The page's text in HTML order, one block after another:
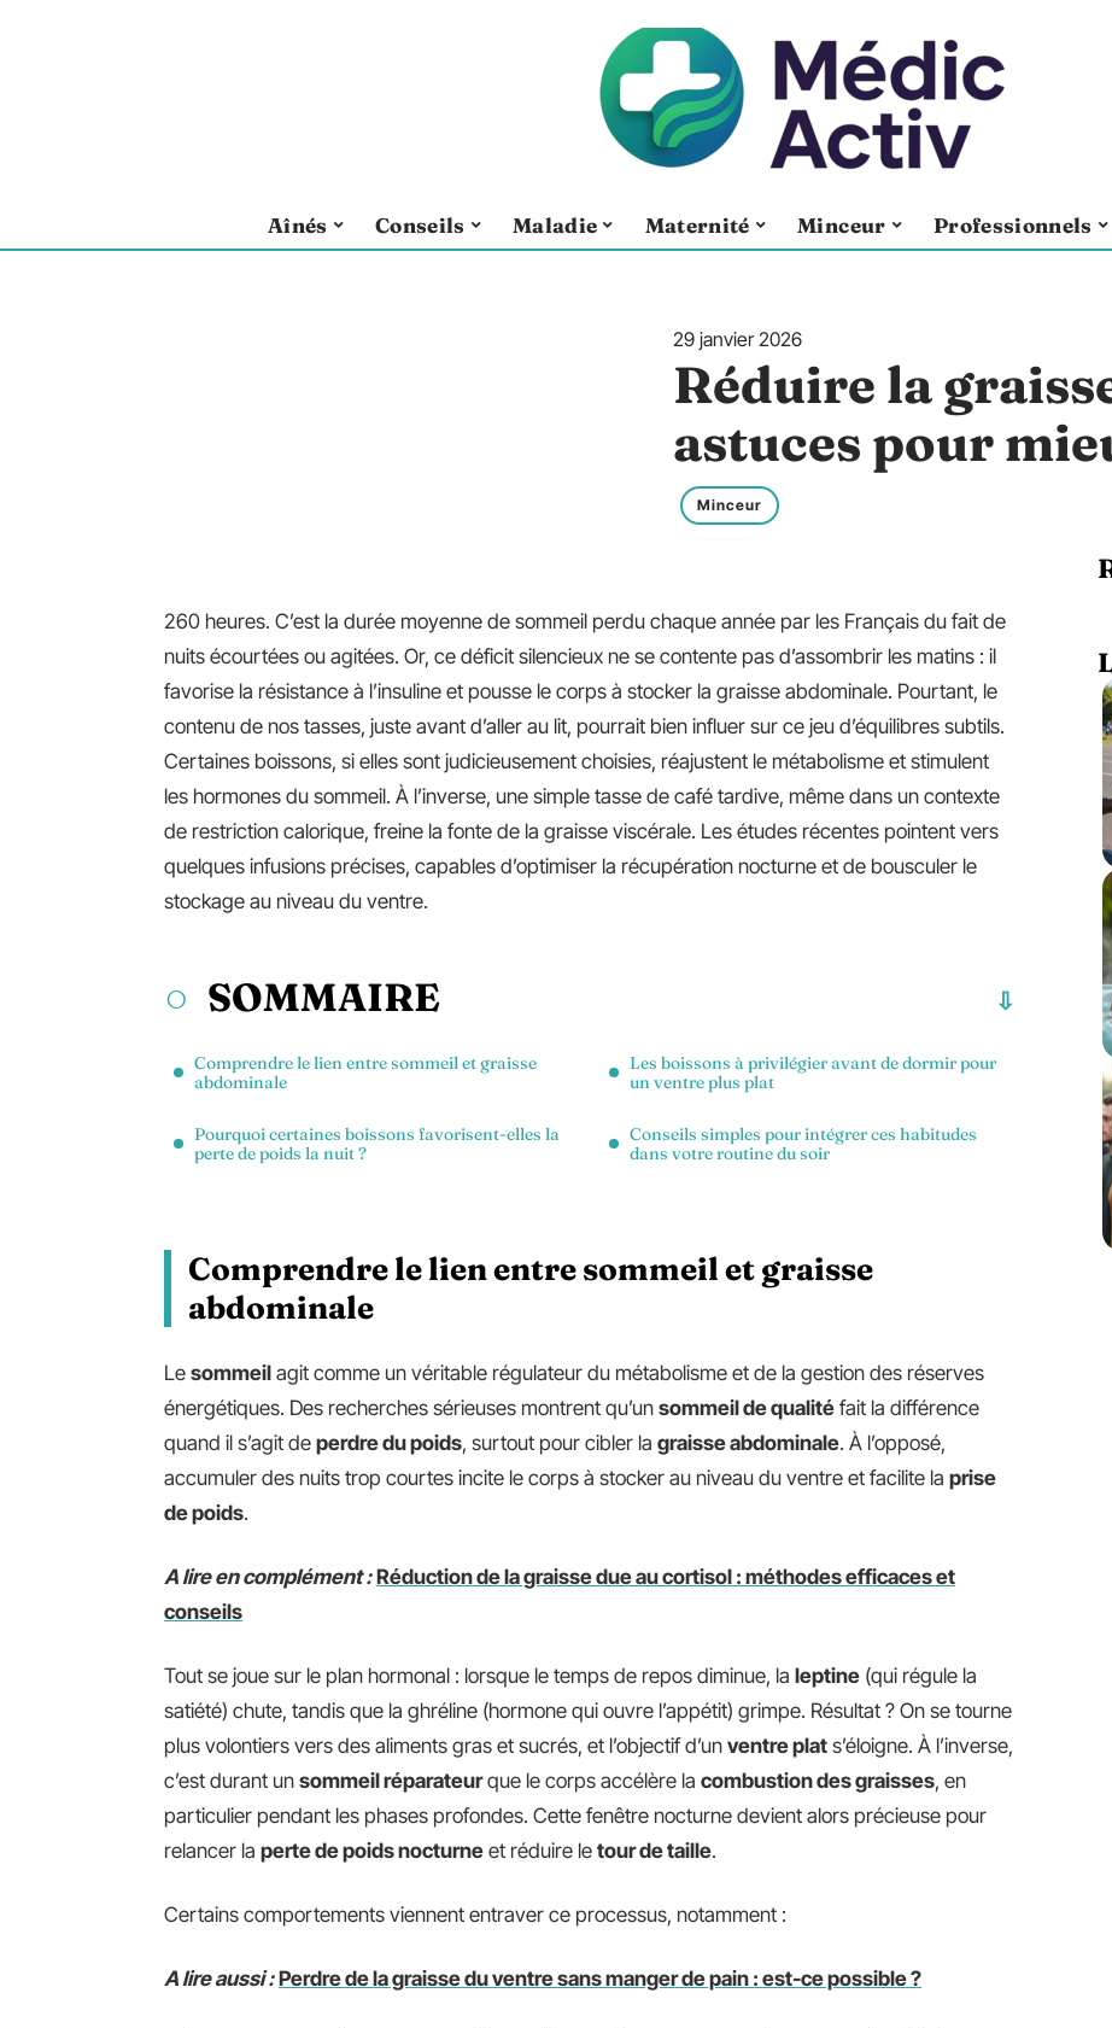
Aînés Conseils Maladie Maternité Minceur Professionnels
29 janvier 2026
Réduire la
astuces pour
Minceur
260 heures. C’est la durée moyenne de sommeil perdu chaque année par les Français du fait de
nuits écourtées ou agitées. Or, ce déficit silencieux ne se contente pas d’assombrir les matins : il
favorise la résistance à l’insuline et pousse le corps à stocker la graisse abdominale. Pourtant, le
contenu de nos tasses, juste avant d’aller au lit, pourrait bien influer sur ce jeu d’équilibres subtils.
Certaines boissons, si elles sont judicieusement choisies, réajustent le métabolisme et stimulent
les hormones du sommeil. À l’inverse, une simple tasse de café tardive, même dans un contexte
de restriction calorique, freine la fonte de la graisse viscérale. Les études récentes pointent vers
quelques infusions précises, capables d’optimiser la récupération nocturne et de bousculer le
stockage au niveau du ventre.
SOMMAIRE
Comprendre le lien entre sommeil et graisse
abdominale
Pourquoi certaines boissons favorisent-elles la
perte de poids la nuit ?
Les boissons à privilégier avant de dormir pour
un ventre plus plat
Conseils simples pour intégrer ces habitudes
dans votre routine du soir
Comprendre le lien entre sommeil et graisse
abdominale
Le sommeil agit comme un véritable régulateur du métabolisme et de la gestion des réserves
énergétiques. Des recherches sérieuses montrent qu’un sommeil de qualité fait la différence
quand il s’agit de perdre du poids, surtout pour cibler la graisse abdominale. À l’opposé,
accumuler des nuits trop courtes incite le corps à stocker au niveau du ventre et facilite la prise
de poids.
A lire en complément : Réduction de la graisse due au cortisol : méthodes efficaces et
conseils
Tout se joue sur le plan hormonal : lorsque le temps de repos diminue, la leptine (qui régule la
satiété) chute, tandis que la ghréline (hormone qui ouvre l’appétit) grimpe. Résultat ? On se tourne
plus volontiers vers des aliments gras et sucrés, et l’objectif d’un ventre plat s’éloigne. À l’inverse,
c’est durant un sommeil réparateurque le corps accélère la combustion des graisses, en
particulier pendant les phases profondes. Cette fenêtre nocturne devient alors précieuse pour
relancer la perte de poids nocturne et réduire le tour de taille.
Certains comportements viennent entraver ce processus, notamment :
A lire aussi : Perdre de la graisse du ventre sans manger de pain : est-ce possible ?